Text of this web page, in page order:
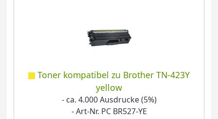
Toner kompatibel zu Brother TN-423Y
yellow
- ca. 4.000 Ausdrucke (5%)
- Art-Nr. PC BR527-YE